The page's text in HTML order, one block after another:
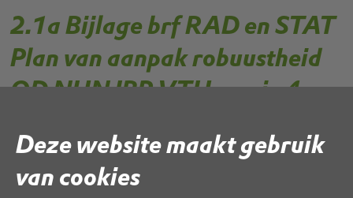
Deze website maakt gebruik
van cookies
2.1a Bijlage brf RAD en STAT
Plan van aanpak robuustheid
OD NHN IBP VTH versie 4
Gebruik de onderstaande link om het document te downloaden.
OD NHN IBP VTH versie 4’,